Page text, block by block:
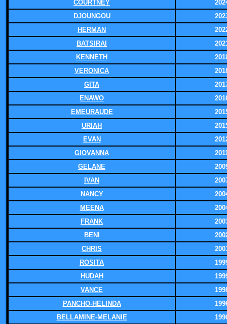
COURTNEY
DJOUNGOU
HERMAN
BATSIRAI
KENNETH
VERONICA
GITA
ENAWO
EMEURAUDE
URIAH
EVAN
GIOVANNA
GELANE
IVAN
NANCY
MEENA
FRANK
BENI
CHRIS
ROSITA
HUDAH
VANCE
PANCHO-HELINDA
BELLAMINE-MELANIE